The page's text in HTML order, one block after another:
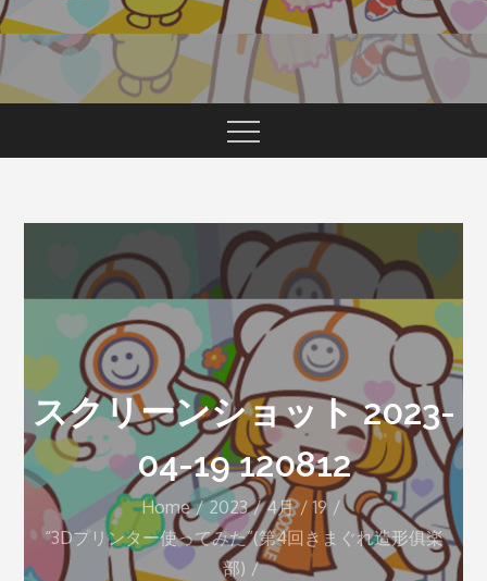
スクリーンショット 2023-
04-19 120812
Home 2023 4月
19
“3Dプリンター使ってみた”(第4回きまぐれ造形俱楽
部)